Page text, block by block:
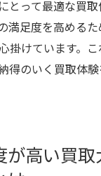
とって最適な買
満足度を高める
掛けています。
得のいく買取体
が高い買